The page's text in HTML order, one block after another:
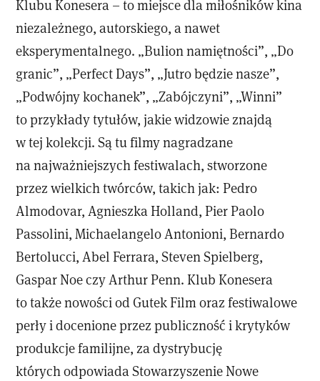
Klubu Konesera – to miejsce dla miłośników kina
niezależnego, autorskiego, a nawet
eksperymentalnego. „Bulion namiętności”, „Do
granic”, „Perfect Days”, „Jutro będzie nasze”,
„Podwójny kochanek”, „Zabójczyni”, „Winni”
to przykłady tytułów, jakie widzowie znajdą
w tej kolekcji. Są tu filmy nagradzane
na najważniejszych festiwalach, stworzone
przez wielkich twórców, takich jak: Pedro
Almodovar, Agnieszka Holland, Pier Paolo
Passolini, Michaelangelo Antonioni, Bernardo
Bertolucci, Abel Ferrara, Steven Spielberg,
Gaspar Noe czy Arthur Penn. Klub Konesera
to także nowości od Gutek Film oraz festiwalowe
perły i docenione przez publiczność i krytyków
produkcje familijne, za dystrybucję
których odpowiada Stowarzyszenie Nowe